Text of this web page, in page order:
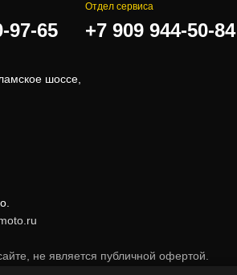
97-65
Отдел сервиса
+7 909 944-50-84
шоссе,
не является публичной офертой